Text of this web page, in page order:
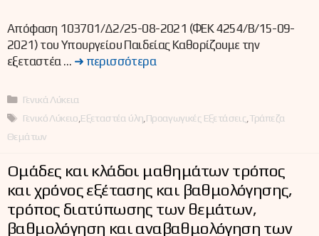
Απόφαση 103701/Δ2/25-08-2021 (ΦΕΚ 4254/Β/15-09-
2021) του Υπουργείου Παιδείας Καθορίζουμε την
εξεταστέα … ➜ περισσότερα
Κατηγορίες
Γενικά Λύκεια
Ετικέτες
Γενικό Λύκειο Εξεταστέα ύλη Προαγωγικές Εξετάσεις Τράπεζα
Θεμάτων
Ομάδες και κλάδοι μαθημάτων τρόπος
και χρόνος εξέτασης και βαθμολόγησης,
τρόπος διατύπωσης των θεμάτων,
βαθμολόγηση και αναβαθμολόγηση των